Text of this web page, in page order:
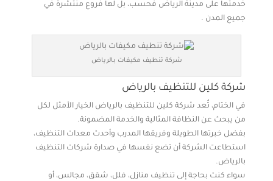
خدمتها على مدينة الرياض فحسب، بل لها فروع منتشرة في
جميع المدن .
شركة تنطيف مكيفات بالرياض
شركة كلين للتنظيف بالرياض
في الختام، تُعد شركة كلين للتنظيف بالرياض الخيار الأمثل لكل
من يبحث عن النظافة المثالية والخدمة المضمونة.
بفضل خبرتها الطويلة وفريقها المدرب وأحدث معدات التنظيف،
استطاعت الشركة أن تضع نفسها في صدارة شركات التنظيف
بالرياض.
سواء كنت بحاجة إلى تنظيف منازل، فلل، شقق، مجالس، أو